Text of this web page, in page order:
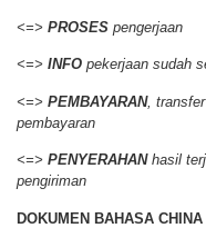
<=> PROSES pengerjaan
<=> INFO pekerjaan sudah
<=> PEMBAYARAN,
pembayaran
<=> PENYERAHANhasil
pengiriman
DOKUMEN BAHASA